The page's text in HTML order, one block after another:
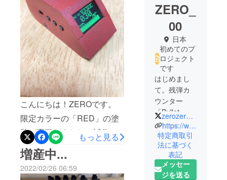
こんにちは！ZEROです。
限定カラーの「RED」の塗
装が完了しました！試作段
階よりもきれいな色に塗れ
ました。REDを支援された
方はご期待ください！【支
もっと見る
増産中...
2022/02/26 06:59
ZERO_
00
日本
初めてのプ
ロジェクト
です
はじめまし
て。残弾カ
ウンター
「Bullet
Count
System」を
作っている
チーム、
ZEROと申し
zerozer_zero
https://www.youtube.com/channel/UCD99P72DHTFRxAp9h9rWFbw
特定商取引
法に基づく
表記
メッセー
ジを送る